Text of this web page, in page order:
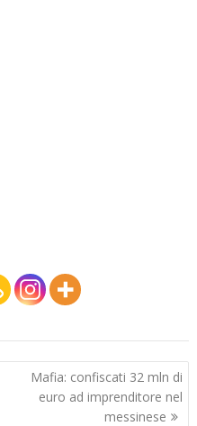
Mafia: confiscati 32 mln di
euro ad imprenditore nel
messinese